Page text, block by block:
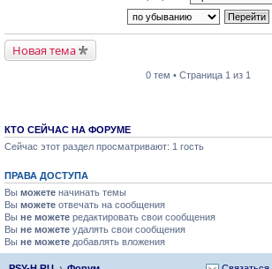
Новая тема
0 тем • Страница 1 из 1
КТО СЕЙЧАС НА ФОРУМЕ
Сейчас этот раздел просматривают: 1 гость
ПРАВА ДОСТУПА
Вы можете начинать темы
Вы можете отвечать на сообщения
Вы не можете редактировать свои сообщения
Вы не можете удалять свои сообщения
Вы не можете добавлять вложения